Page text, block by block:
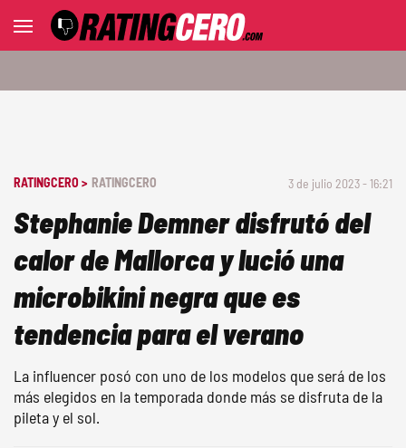
RATINGCERO > RATINGCERO 3 de julio 2023 - 16:21
Stephanie Demner disfrutó del
calor de Mallorca y lució una
microbikini negra que es
tendencia para el verano
La influencer posó con uno de los modelos que será de los
más elegidos en la temporada donde más se disfruta de la
pileta y el sol.